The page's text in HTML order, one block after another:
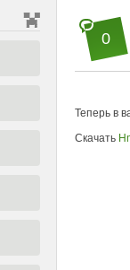
0
Теперь в
Скачать